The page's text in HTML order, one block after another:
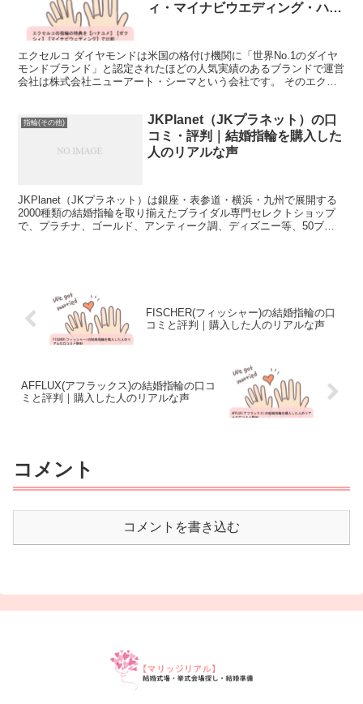
ィ・マイナビウエディング・ハナ
エクセルコ ダイヤモンドは米国の格付け機関に「世界No.1のダイヤ
モンドブランド」と認定されたほどの人気実績のあるブランドで運営
会社は株式会社ニューアート・シーマという会社です。 そのエクセ
指輪(その他)
JKPlanet（JKプラネット）の口
コミ・評判｜結婚指輪を購入した
人のリアルな声
JKPlanet（JKプラネット）は銀座・表参道・横浜・九州で展開する
2000種類の結婚指輪を取り揃えたブライダル専門セレクトショップ
で、プラチナ、ゴールド、アンティーク調、ディズニー等、50ブラ
FISCHER(フィッシャー)の結婚指輪の口
コミと評判｜購入した人のリアルな声
AFFLUX(アフラックス)の結婚指輪の口コ
ミと評判｜購入した人のリアルな声
コメント
コメントを書き込む